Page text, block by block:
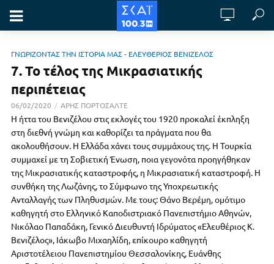
ΓΝΩΡΙΖΟΝΤΑΣ ΤΗΝ ΙΣΤΟΡΙΑ ΜΑΣ - ΕΛΕΥΘΕΡΙΟΣ ΒΕΝΙΖΕΛΟΣ
7. Το τέλος της Μικρασιατικής
περιπέτειας
06/02/2020 ΑΡΗΣ ΠΟΡΤΟΣΑΛΤΕ
Η ήττα του Βενιζέλου στις εκλογές του 1920 προκαλεί έκπληξη
στη διεθνή γνώμη και καθορίζει τα πράγματα που θα
ακολουθήσουν. Η Ελλάδα χάνει τους συμμάχους της. Η Τουρκία
συμμαχεί με τη Σοβιετική Ένωση, ποια γεγονότα προηγήθηκαν
της Μικρασιατικής καταστροφής, η Μικρασιατική καταστροφή. Η
συνθήκη της Λωζάνης, το Σύμφωνο της Υποχρεωτικής
Ανταλλαγής των Πληθυσμών. Με τους: Θάνο Βερέμη, ομότιμο
καθηγητή στο Ελληνικό Καποδιστριακό Πανεπιστήμιο Αθηνών,
Νικόλαο Παπαδάκη, Γενικό Διευθυντή Ιδρύματος «Ελευθέριος Κ.
Βενιζέλος», Ιάκωβο Μιχαηλίδη, επίκουρο καθηγητή
Αριστοτέλειου Πανεπιστημίου Θεσσαλονίκης, Ευάνθης